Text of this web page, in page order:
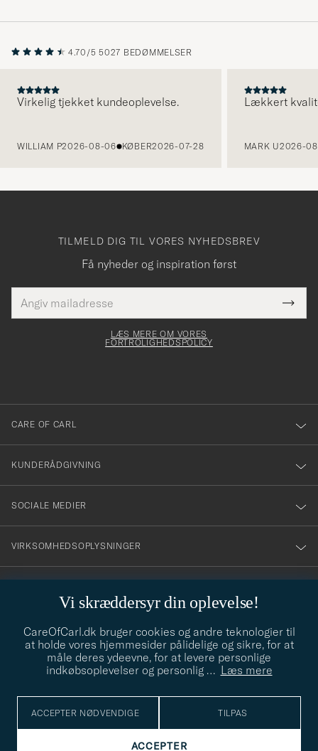
4.70/5 5027 BEDØMMELSER
Virkelig tjekket kundeoplevelse.
WILLIAM P2026-08-06 KØBER2026-07-28
Lækkert
MARK U2026-
Vi skræddersyr din oplevelse!
CareOfCarl.dk bruger cookies og andre teknologier til
at holde vores hjemmesider pålidelige og sikre, for at
måle deres ydeevne, for at levere personlige
indkøbsoplevelser og personlig … Læs mere
ACCEPTER NØDVENDIGE TILPAS
ACCEPTER
TILMELD DIG TIL VORES NYHEDSBREV
Få nyheder og inspiration først
mailadresse
skal
Tack
för
dig
till
vårt
nyhetsbrev!
LÆS MERE OM VORES
FORTROLIGHEDSPOLICY
CARE OF CARL
KUNDERÅDGIVNING
SOCIALE MEDIER
VIRKSOMHEDSOPLYSNINGER
info@careofcarl.dk
Behøver du hjælp til at finde din stil? Lad os hjælpe dig, vi hjælper
gerne til!
STILRÅD